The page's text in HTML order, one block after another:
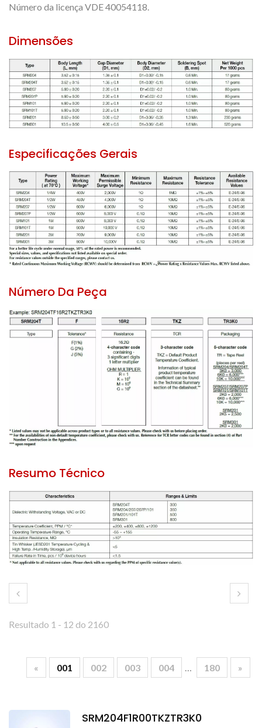
Número da licença VDE 40054118.
Dimensões
Especificações Gerais
Número Da Peça
Resumo Técnico
Resultado 1 - 12 do 2160
« 001 002 003 004 … 180 »
SRM204F1R00TKZTR3K0